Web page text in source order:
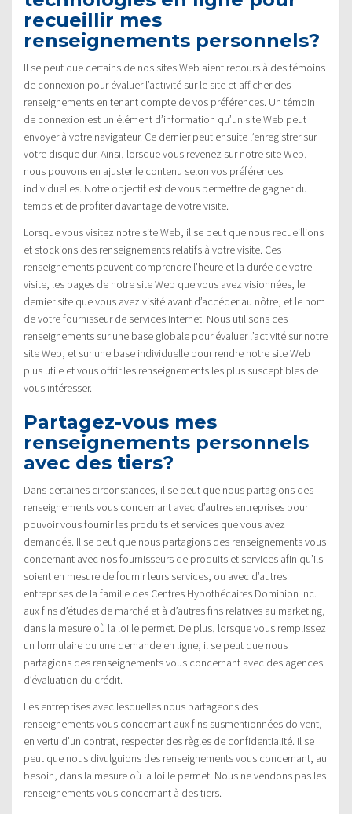
recueillir mes
renseignements personnels?
Il se peut que certains de nos sites Web aient recours à des témoins
de connexion pour évaluer l’activité sur le site et afficher des
renseignements en tenant compte de vos préférences. Un témoin
de connexion est un élément d’information qu’un site Web peut
envoyer à votre navigateur. Ce dernier peut ensuite l’enregistrer sur
votre disque dur. Ainsi, lorsque vous revenez sur notre site Web,
nous pouvons en ajuster le contenu selon vos préférences
individuelles. Notre objectif est de vous permettre de gagner du
temps et de profiter davantage de votre visite.
Lorsque vous visitez notre site Web, il se peut que nous recueillions
et stockions des renseignements relatifs à votre visite. Ces
renseignements peuvent comprendre l’heure et la durée de votre
visite, les pages de notre site Web que vous avez visionnées, le
dernier site que vous avez visité avant d’accéder au nôtre, et le nom
de votre fournisseur de services Internet. Nous utilisons ces
renseignements sur une base globale pour évaluer l’activité sur notre
site Web, et sur une base individuelle pour rendre notre site Web
plus utile et vous offrir les renseignements les plus susceptibles de
vous intéresser.
Partagez-vous mes
renseignements personnels
avec des tiers?
Dans certaines circonstances, il se peut que nous partagions des
renseignements vous concernant avec d’autres entreprises pour
pouvoir vous fournir les produits et services que vous avez
demandés. Il se peut que nous partagions des renseignements vous
concernant avec nos fournisseurs de produits et services afin qu’ils
soient en mesure de fournir leurs services, ou avec d’autres
entreprises de la famille des Centres Hypothécaires Dominion Inc.
aux fins d’études de marché et à d’autres fins relatives au marketing,
dans la mesure où la loi le permet. De plus, lorsque vous remplissez
un formulaire ou une demande en ligne, il se peut que nous
partagions des renseignements vous concernant avec des agences
d’évaluation du crédit.
Les entreprises avec lesquelles nous partageons des
renseignements vous concernant aux fins susmentionnées doivent,
en vertu d’un contrat, respecter des règles de confidentialité. Il se
peut que nous divulguions des renseignements vous concernant, au
besoin, dans la mesure où la loi le permet. Nous ne vendons pas les
renseignements vous concernant à des tiers.